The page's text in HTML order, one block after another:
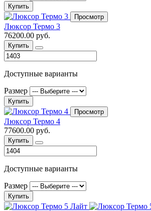
Купить
Просмотр
Люксор Термо 3
76200.00 руб.
Купить
Доступные варианты
Размер
Купить
Просмотр
Люксор Термо 4
77600.00 руб.
Купить
Доступные варианты
Размер
Купить